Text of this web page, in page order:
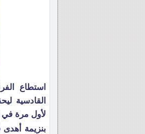
استطاع
القادسية
لأول مرة في